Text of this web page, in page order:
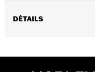
DÉTAILS